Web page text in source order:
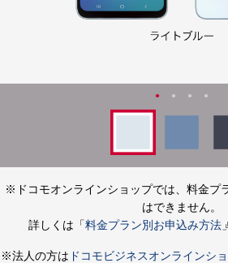
※ドコモオンラインショップでは、料金プ
はできません。
詳しくは「料金プラン別お申込み方法
※法人の方は ドコモビジネスオンラインシ